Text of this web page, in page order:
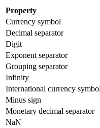
Property
Currency symbol
Decimal separator
Digit
Exponent separator
Grouping separator
Infinity
International currency symbol
Minus sign
Monetary decimal separator
NaN